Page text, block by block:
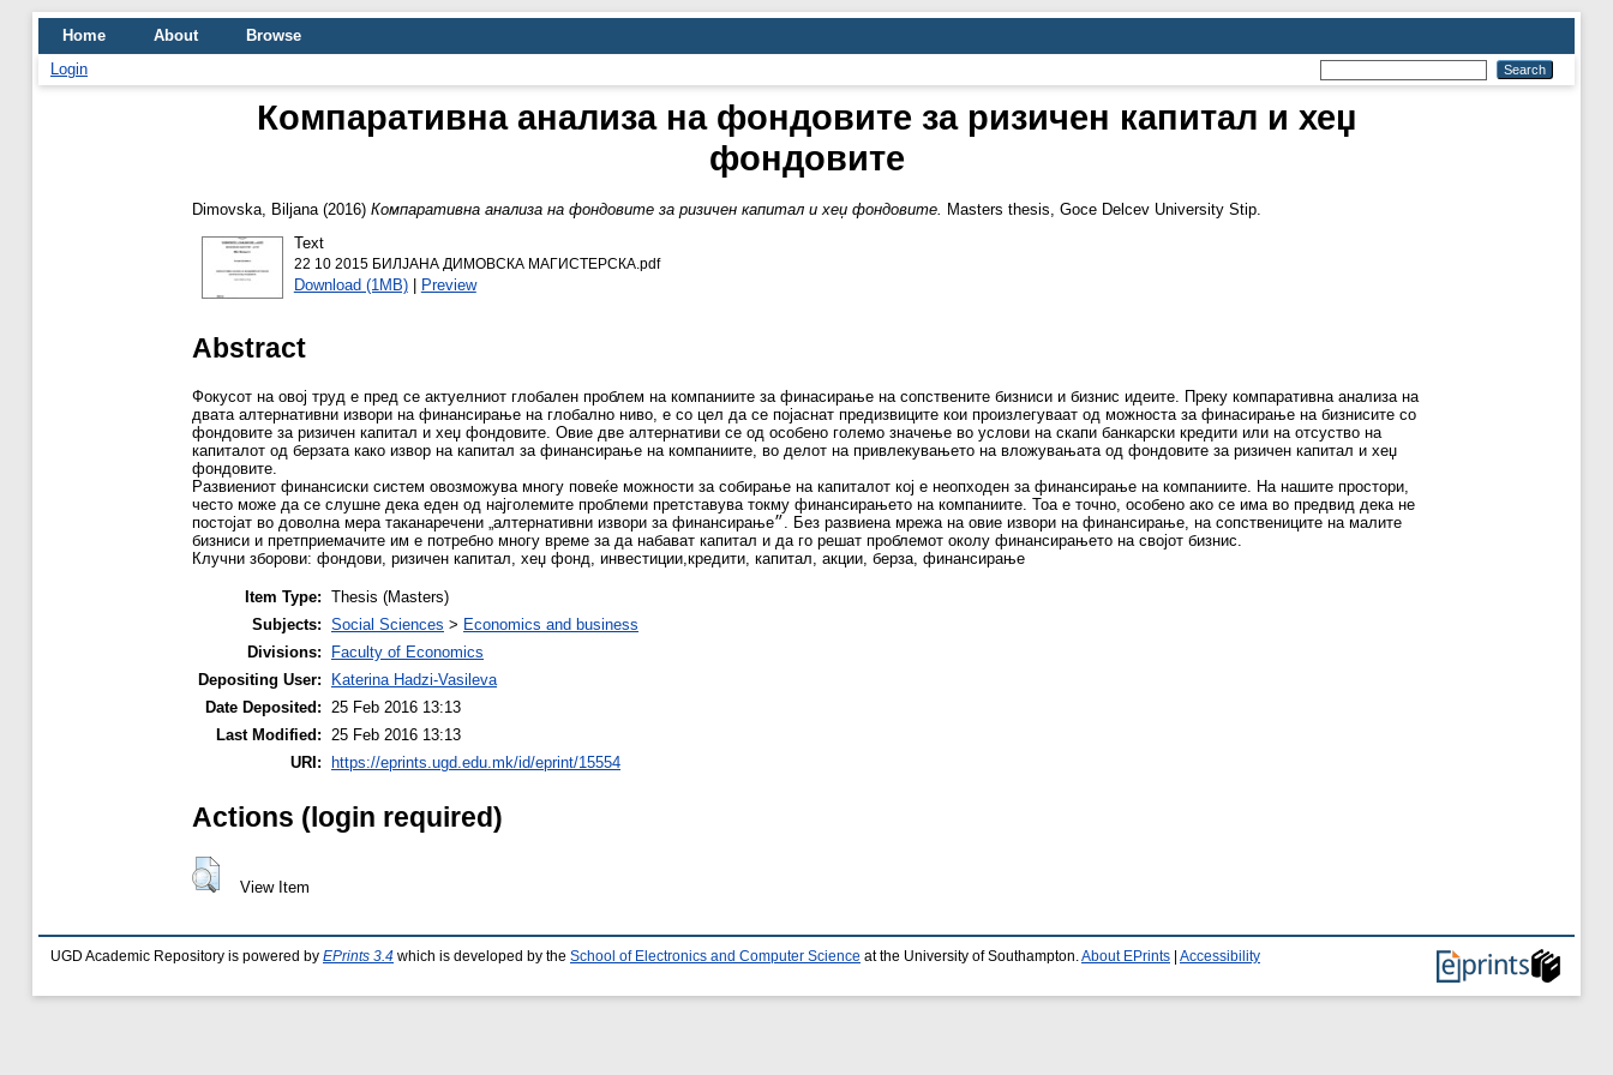
Home About
Browse
Login
Компаративна анализа на фондовите за ризичен капитал и хеџ
фондовите
Dimovska, Biljana (2016) Компаративна анализа на фондовите за ризичен капитал и хеџ фондовите.
Masters thesis, Goce Delcev University Stip.
Text
22 10 2015 БИЛЈАНА ДИМОВСКА МАГИСТЕРСКА.pdf
Download (1MB)| Preview
Abstract
Фокусот на овој труд е пред се актуелниот глобален проблем на компаниите за финасирање на сопствените бизниси и бизнис идеите. Преку компаративна анализа на
двата алтернативни извори на финансирање на глобално ниво, е со цел да се појаснат предизвиците кои произлегуваат од можноста за финасирање на бизнисите со
фондовите за ризичен капитал и хеџ фондовите. Овие две алтернативи се од особено големо значење во услови на скапи банкарски кредити или на отсуство на
капиталот од берзата како извор на капитал за финансирање на компаниите, во делот на привлекувањето на вложувањата од фондовите за ризичен капитал и хеџ
фондовите.
Развиениот финансиски систем овозможува многу повеќе можности за собирање на капиталот кој е неопходен за финансирање на компаниите. На нашите простори,
често може да се слушне дека еден од најголемите проблеми претставува токму финансирањето на компаниите. Тоа е точно, особено ако се има во предвид дека не
постојат во доволна мера таканаречени „алтернативни извори за финансирање״. Без развиена мрежа на овие извори на финансирање, на сопствениците на малите
бизниси и претприемачите им е потребно многу време за да набават капитал и да го решат проблемот околу финансирањето на својот бизнис.
Клучни зборови: фондови, ризичен капитал, хеџ фонд, инвестиции,кредити, капитал, акции, берза, финансирање
Item Type: Thesis (Masters)
Subjects: Social Sciences > Economics and business
Divisions:
Faculty of Economics
Depositing User:
Katerina Hadzi-Vasileva
Date Deposited: 25 Feb 2016 13:13
Last Modified: 25 Feb 2016 13:13
URI:
https://eprints.ugd.edu.mk/id/eprint/15554
Actions (login required)
View Item
UGD Academic Repository is powered by EPrints 3.4 which is developed by the School of Electronics and Computer Science at the University of Southampton.About EPrints Accessibility